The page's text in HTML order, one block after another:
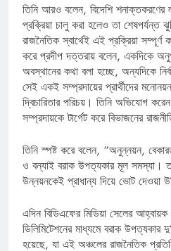
তিনি আরও বলেন, বিদেশি
প্রক্রিয়া চালু করা হলেও তা শেষপর্যন্ত
রাজনৈতিক স্বার্থেই এই প্রক্রিয়া সম্পূর্ণ
করে প্রদীপ দত্তরায় বলেন, একদিকে
অবস্থানের কথা বলা হচ্ছে, অন্যদিকে
সেই একই সম্প্রদায়ের প্রার্থীদের
দ্বিচারিতার পরিচয়। তিনি অভিযোগ করেন,
সম্প্রদায়কে টার্গেট করে বিভাজনের
তিনি স্পষ্ট করে বলেন, “অনুন্নয়ন,
ও বন্যাই বরাক উপত্যকার মূল সমস্যা।
উন্নয়নকেই প্রাধান্য দিয়ে ভোট দেওয়া
এদিন বিডিএফের মিডিয়া সেলের আহ্বায়ক
ডিলিমিটেশনের মাধ্যমে বরাক উপত্যকার
হয়েছে, যা এই অঞ্চলের রাজনৈতিক